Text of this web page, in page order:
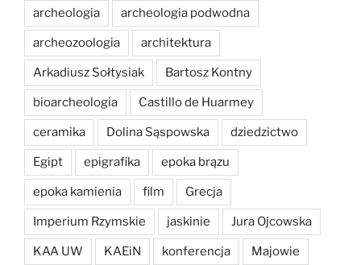
archeologia archeologia podwodna
archeozoologia architektura
Arkadiusz Sołtysiak Bartosz Kontny
bioarcheologia Castillo de Huarmey
ceramika Dolina Sąspowska dziedzictwo
Egipt epigrafika epoka brązu
epoka kamienia film Grecja
Imperium Rzymskie jaskinie Jura Ojcowska
KAA UW KAEiN konferencja Majowie